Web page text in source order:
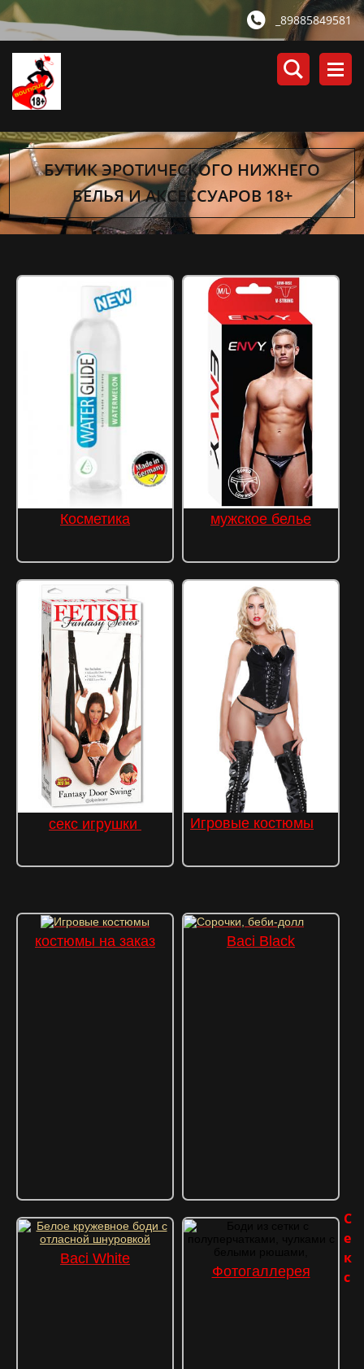
_89885849581
БУТИК ЭРОТИЧЕСКОГО НИЖНЕГО
БЕЛЬЯ И АКСЕССУАРОВ 18+
Косметика мужское белье
секс игрушки Игровые костюмы
костюмы на заказ Baci Black
Baci White
Фотогаллерея
С
е
к
с